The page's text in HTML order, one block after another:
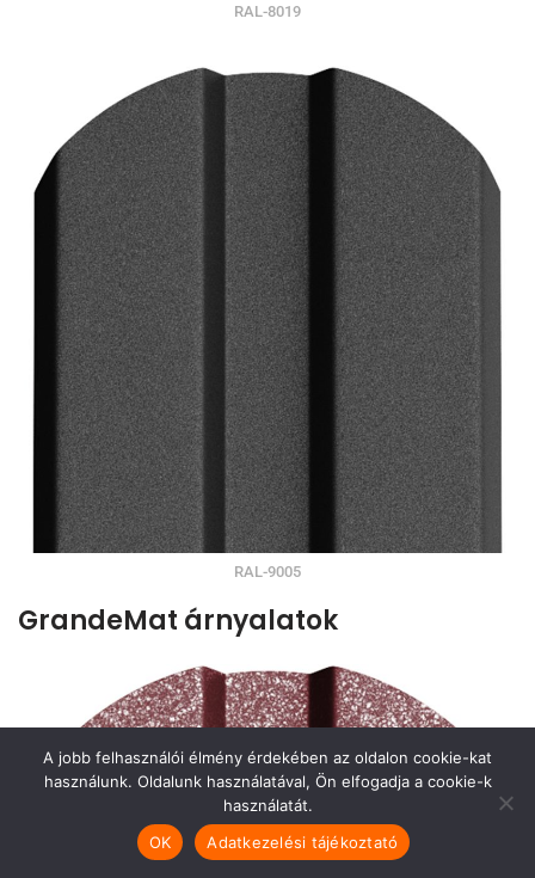
RAL-8019
RAL-9005
GrandeMat árnyalatok
A jobb felhasználói élmény érdekében az oldalon cookie-kat
használunk. Oldalunk használatával, Ön elfogadja a cookie-k
használatát.
OK
Adatkezelési tájékoztató